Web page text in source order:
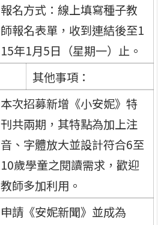
報名方式：線上填寫種子教
師報名表單，收到連結後至1
15年1月5日（星期一）止。
其他事項：
本次招募新增《小安妮》特
刊共兩期，其特點為加上注
音、字體放大並設計符合6至
10歲學童之閱讀需求，歡迎
教師多加利用。
申請《安妮新聞》並成為